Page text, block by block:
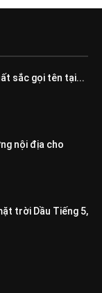
sắc gọi tên tại...
nội địa cho
trời Dầu Tiếng 5,